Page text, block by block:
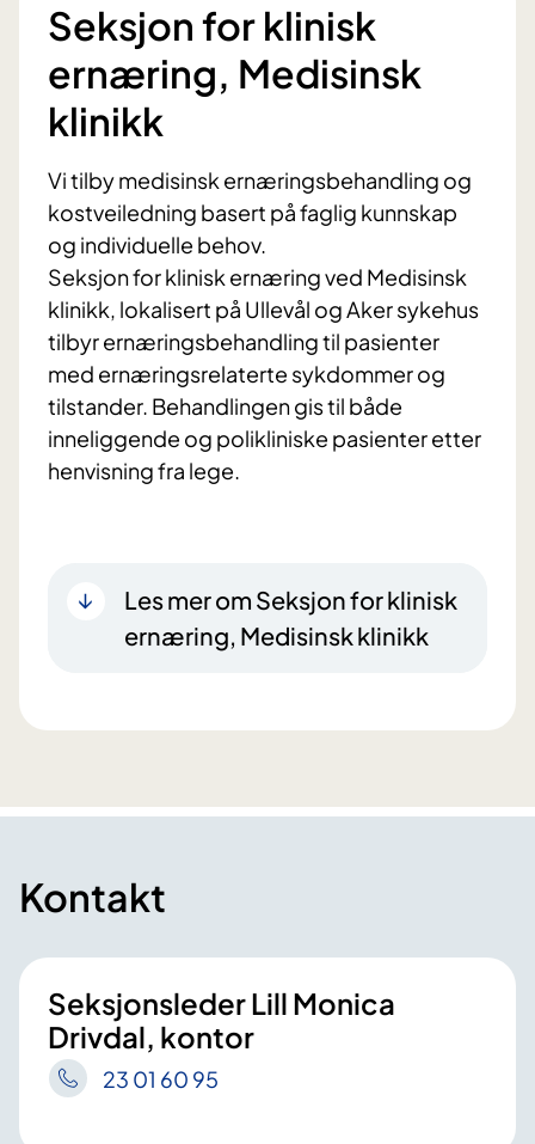
Seksjon for klinisk
ernæring, Medisinsk
klinikk
Vi tilby medisinsk ernæringsbehandling og
kostveiledning basert på faglig kunnskap
og individuelle behov.
Seksjon for klinisk ernæring ved Medisinsk
klinikk, lokalisert på Ullevål og Aker sykehus
tilbyr ernæringsbehandling til pasienter
med ernæringsrelaterte sykdommer og
tilstander. Behandlingen gis til både
inneliggende og polikliniske pasienter etter
henvisning fra lege.
Les mer om Seksjon for klinisk
ernæring, Medisinsk klinikk
Kontakt
Seksjonsleder Lill Monica
Drivdal, kontor
23 01 60 95